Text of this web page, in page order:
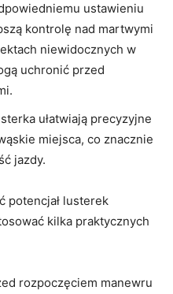
ustawieniu
kontrolę nad martwymi
niewidocznych w
uchronić przed
ułatwiają precyzyjne
miejsca, co znacznie
jazdy.
potencjał lusterek
kilka praktycznych
rozpoczęciem manewru